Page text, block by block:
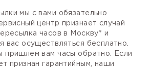
мы с вами обязательно
центр признает случай
часов в Москву* и
вас осуществляться бесплатно.
пришлем вам часы обратно. Если
признан гарантийным, наши